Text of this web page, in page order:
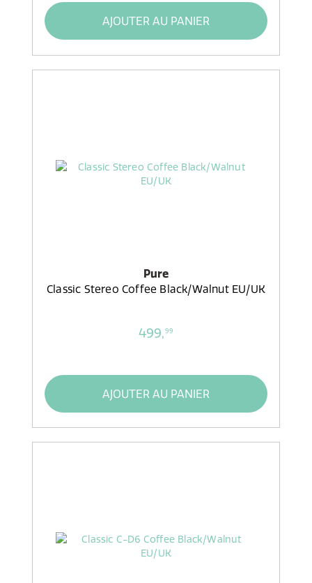
AJOUTER AU PANIER
Pure
Classic Stereo Coffee Black/Walnut EU/UK
499,99
AJOUTER AU PANIER